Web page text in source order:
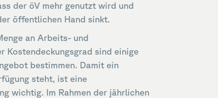
der öV mehr genutzt wird und
öffentlichen Hand sinkt.
an Arbeits- und
Kostendeckungsgrad sind einige
bestimmen. Damit ein
steht, ist eine
wichtig. Im Rahmen der jährlichen